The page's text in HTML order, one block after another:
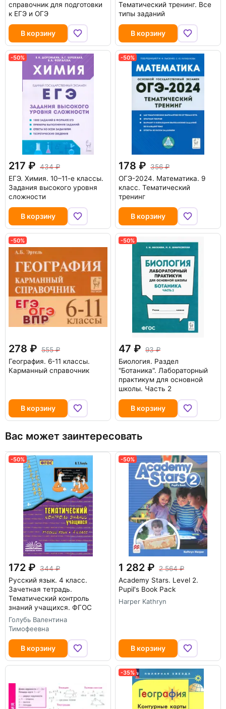
справочник для подготовки
к ЕГЭ и ОГЭ
В корзину
Тематический тренинг. Все
типы заданий
В корзину
-50%
217
434
ЕГЭ. Химия. 10–11-е классы.
Задания высокого уровня
сложности
В корзину
-50%
178
356
ОГЭ-2024. Математика. 9
класс. Тематический
тренинг
В корзину
-50%
278
555
География. 6-11 классы.
Карманный справочник
В корзину
-50%
47
93
Биология. Раздел
"Ботаника". Лабораторный
практикум для основной
школы. Часть 2
В корзину
Вас может заинтересовать
-50%
172
344
Русский язык. 4 класс.
Зачетная тетрадь.
Тематический контроль
знаний учащихся. ФГОС
Голубь Валентина
Тимофеевна
В корзину
-50%
1 282
2 564
Academy Stars. Level 2.
Pupil's Book Pack
Harper Kathryn
В корзину
-35%